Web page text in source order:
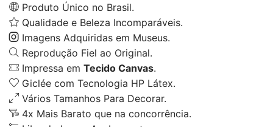
Produto Único no Brasil.
Qualidade e Beleza Incomparáveis.
Imagens Adquiridas em Museus.
Reprodução Fiel ao Original.
Impressa em Tecido Canvas.
Giclée com Tecnologia HP Látex.
Vários Tamanhos Para Decorar.
4x Mais Barato que na concorrência.